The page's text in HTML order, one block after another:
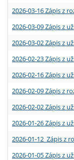
2026-03-16 Zápis z
2026-03-09 Zápis z
2026-03-02 Zápis z
2026-02-23 Zápis z
2026-02-16 Zápis z
2026-02-09 Zápis z
2026-02-02 Zápis z
2026-01-26 Zápis z
2026-01-12 Zápis z
2026-01-05 Zápis z